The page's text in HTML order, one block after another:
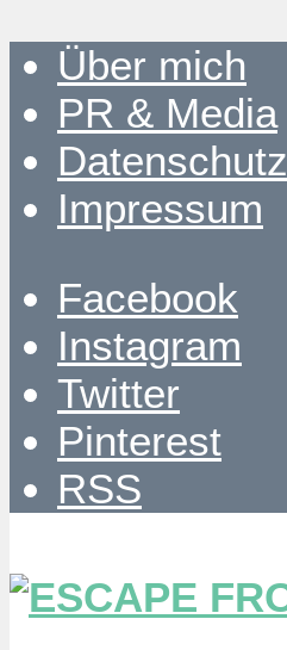
Über mich
PR & Media
Datenschutz
Impressum
Facebook
Instagram
Twitter
Pinterest
RSS